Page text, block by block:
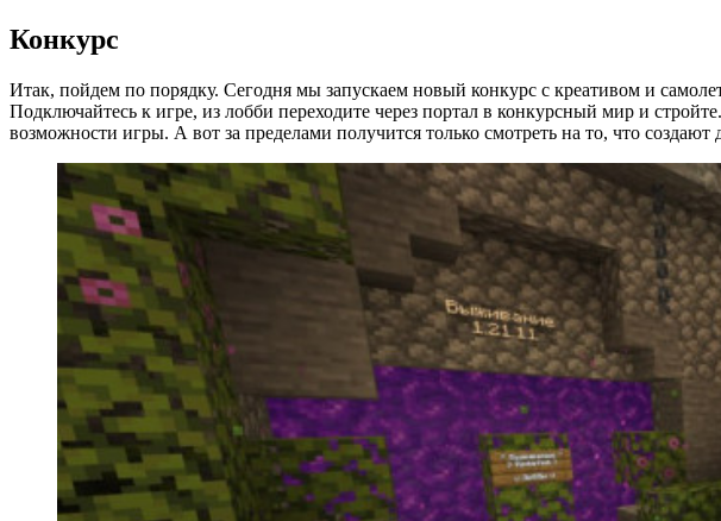
Конкурс
Итак, пойдем по порядку. Сегодня мы запускаем новый конкурс с креативом и
Подключайтесь к игре, из лобби переходите через портал в конкурсный мир и
возможности игры. А вот за пределами получится только смотреть на то, что создают